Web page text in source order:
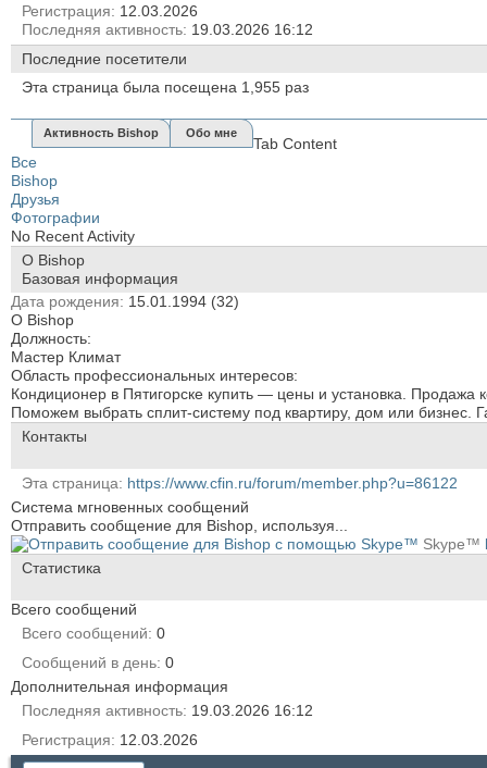
Регистрация
12.03.2026
Последняя активность 19.03.2026 16:12
Последние посетители
Эта страница была посещена 1,955 раз
Активность Bishop Обо мне
Tab Content
Все
Bishop
Друзья
Фотографии
No Recent Activity
О Bishop
Базовая информация
Дата рождения
15.01.1994 (32)
О Bishop
Должность:
Мастер Климат
Область профессиональных интересов:
Кондиционер в Пятигорске купить — цены и установка. Продажа
Поможем выбрать сплит-систему под квартиру, дом или бизнес.
Контакты
Эта страница
https://www.cfin.ru/forum/member.php?u=86122
Система мгновенных сообщений
Отправить сообщение для Bishop, используя...
Skype™
Статистика
Всего сообщений
Всего сообщений 0
Сообщений в день 0
Дополнительная информация
Последняя активность 19.03.2026 16:12
Регистрация
12.03.2026